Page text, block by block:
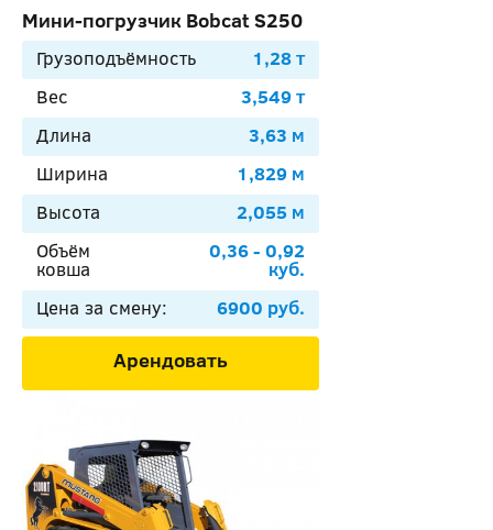
Мини-погрузчик Bobcat S250
Грузоподъёмность
1,28 т
Вес
3,549 т
Длина
3,63 м
Ширина
1,829 м
Высота
2,055 м
Объём
ковша
0,36 - 0,92
куб.
Цена за смену:
6900 руб.
Арендовать